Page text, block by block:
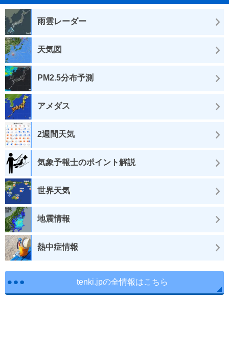
雨雲レーダー
天気図
PM2.5分布予測
アメダス
2週間天気
気象予報士のポイント解説
世界天気
地震情報
熱中症情報
tenki.jpの全情報はこちら